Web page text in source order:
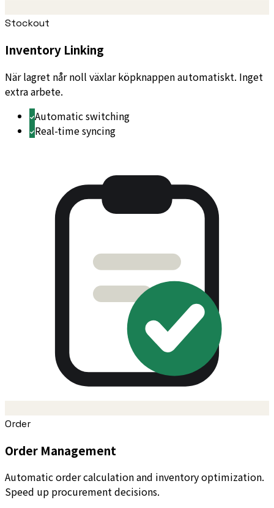
Stockout
Inventory Linking
När lagret når noll växlar köpknappen automatiskt. Inget
extra arbete.
Automatic switching
Real-time syncing
Order
Order Management
Automatic order calculation and inventory optimization.
Speed up procurement decisions.